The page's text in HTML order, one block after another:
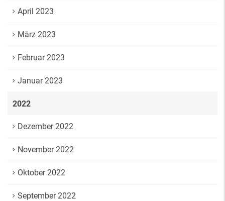
April 2023
März 2023
Februar 2023
Januar 2023
2022
Dezember 2022
November 2022
Oktober 2022
September 2022